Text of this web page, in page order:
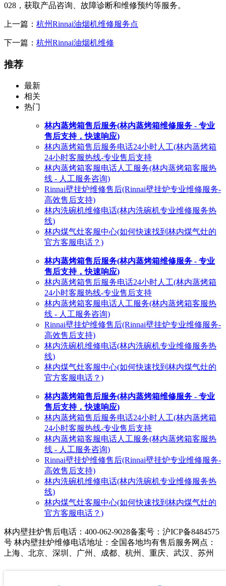
028，获取产品咨询、故障诊断和维修预约等服务。
上一篇： 杭州Rinnai油烟机维修服务点
下一篇： 杭州Rinnai油烟机维修
推荐
最新
相关
热门
林内蒸烤箱售后服务(林内蒸烤箱维修服务 - 专业
售后支持，快速响应)
林内蒸烤箱售后服务电话24小时人工(林内蒸烤箱
24小时客服热线-专业售后支持
林内蒸烤箱客服电话人工服务(林内蒸烤箱客服热
线 - 人工服务咨询)
Rinnai壁挂炉维修售后(Rinnai壁挂炉专业维修服务-
高效售后支持)
林内洗碗机维修电话(林内洗碗机专业维修服务热
线)
林内煤气灶客服中心(如何快速找到林内煤气灶的
官方客服电话？)
林内蒸烤箱售后服务(林内蒸烤箱维修服务 - 专业
售后支持，快速响应)
林内蒸烤箱售后服务电话24小时人工(林内蒸烤箱
24小时客服热线-专业售后支持
林内蒸烤箱客服电话人工服务(林内蒸烤箱客服热
线 - 人工服务咨询)
Rinnai壁挂炉维修售后(Rinnai壁挂炉专业维修服务-
高效售后支持)
林内洗碗机维修电话(林内洗碗机专业维修服务热
线)
林内煤气灶客服中心(如何快速找到林内煤气灶的
官方客服电话？)
林内蒸烤箱售后服务(林内蒸烤箱维修服务 - 专业
售后支持，快速响应)
林内蒸烤箱售后服务电话24小时人工(林内蒸烤箱
24小时客服热线-专业售后支持
林内蒸烤箱客服电话人工服务(林内蒸烤箱客服热
线 - 人工服务咨询)
Rinnai壁挂炉维修售后(Rinnai壁挂炉专业维修服务-
高效售后支持)
林内洗碗机维修电话(林内洗碗机专业维修服务热
线)
林内煤气灶客服中心(如何快速找到林内煤气灶的
官方客服电话？)
林内壁挂炉售后电话：400-062-9028备案号：沪ICP备8484575
号 林内壁挂炉维修电话地址：全国各地均有售后服务网点：
上海、北京、深圳、广州、成都、杭州、重庆、武汉、苏州